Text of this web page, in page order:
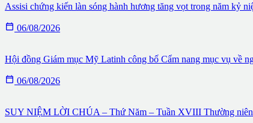
Assisi chứng kiến làn sóng hành hương tăng vọt trong năm kỷ
 06/08/2026
Hội đồng Giám mục Mỹ Latinh công bố Cẩm nang mục vụ về
 06/08/2026
SUY NIỆM LỜI CHÚA – Thứ Năm – Tuần XVIII Thường